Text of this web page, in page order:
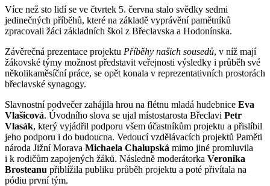
Více než sto lidí se ve čtvrtek 5. června stalo svědky sedmi
jedinečných příběhů, které na základě vyprávění pamětníků
zpracovali žáci základních škol z Břeclavska a Hodonínska.
Závěrečná prezentace projektu Příběhy našich sousedů, v níž mají
žákovské týmy možnost představit veřejnosti výsledky i průběh své
několikaměsíční práce, se opět konala v reprezentativních prostorách
břeclavské synagogy.
Slavnostní podvečer zahájila hrou na flétnu mladá hudebnice Eva
Vlašicová. Úvodního slova se ujal místostarosta Břeclavi Petr
Vlasák, který vyjádřil podporu všem účastníkům projektu a přislíbil
jeho podporu i do budoucna. Vedoucí vzdělávacích projektů Paměti
národa Jižní Morava Michaela Chalupská mimo jiné promluvila
i k rodičům zapojených žáků. Následně moderátorka Veronika
Brosteanu přiblížila publiku průběh projektu a poté přivítala na
pódiu první tým.